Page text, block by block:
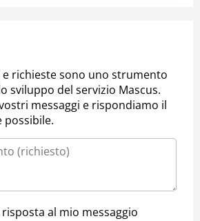
e richieste sono uno strumento
sviluppo del servizio Mascus.
messaggi e rispondiamo il
possibile.
al mio messaggio